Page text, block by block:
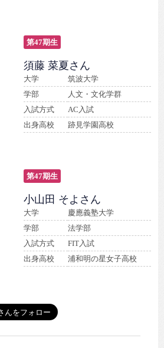
第47期生
須藤 菜夏さん
大学
筑波大学
学部
人文・文化学群
入試方式
AC入試
出身高校
跡見学園高校
第47期生
小山田 そよさん
大学
慶應義塾大学
学部
法学部
入試方式
FIT入試
出身高校
浦和明の星女子高校